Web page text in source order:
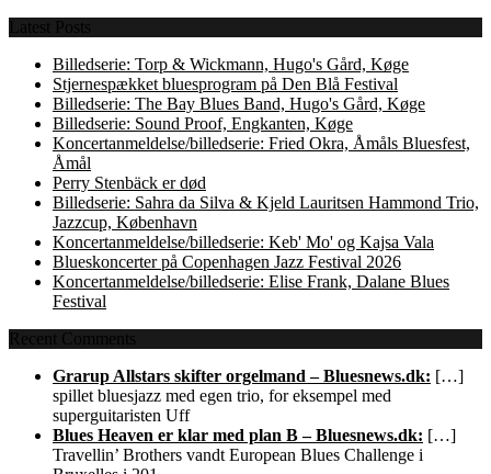
Latest Posts
Billedserie: Torp & Wickmann, Hugo's Gård, Køge
Stjernespækket bluesprogram på Den Blå Festival
Billedserie: The Bay Blues Band, Hugo's Gård, Køge
Billedserie: Sound Proof, Engkanten, Køge
Koncertanmeldelse/billedserie: Fried Okra, Åmåls Bluesfest,
Åmål
Perry Stenbäck er død
Billedserie: Sahra da Silva & Kjeld Lauritsen Hammond Trio,
Jazzcup, København
Koncertanmeldelse/billedserie: Keb' Mo' og Kajsa Vala
Blueskoncerter på Copenhagen Jazz Festival 2026
Koncertanmeldelse/billedserie: Elise Frank, Dalane Blues
Festival
Recent Comments
Grarup Allstars skifter orgelmand – Bluesnews.dk: […]
spillet bluesjazz med egen trio, for eksempel med
superguitaristen Uff
Blues Heaven er klar med plan B – Bluesnews.dk: […]
Travellin’ Brothers vandt European Blues Challenge i